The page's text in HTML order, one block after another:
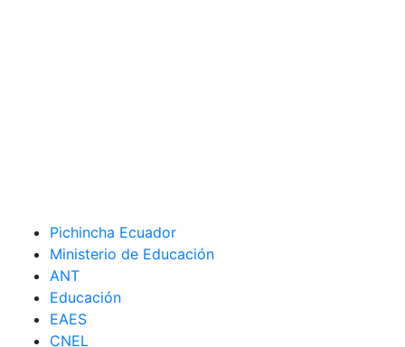
Pichincha Ecuador
Ministerio de Educación
ANT
Educación
EAES
CNEL